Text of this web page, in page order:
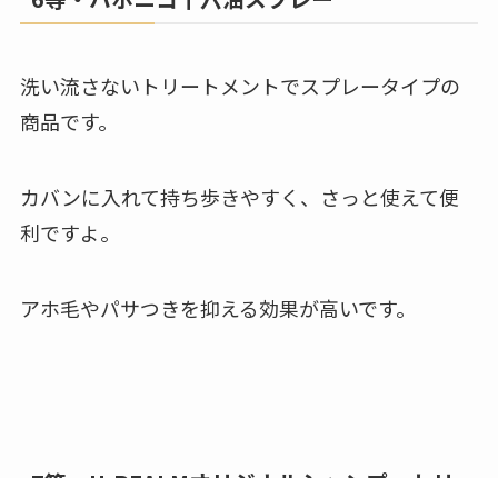
洗い流さないトリートメントでスプレータイプの
商品です。
カバンに入れて持ち歩きやすく、さっと使えて便
利ですよ。
アホ毛やパサつきを抑える効果が高いです。